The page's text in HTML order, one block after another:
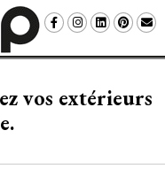
vos extérieurs